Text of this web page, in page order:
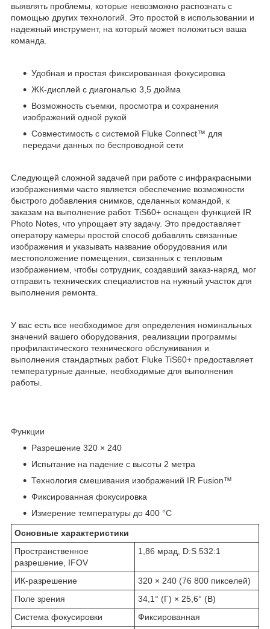
выявлять проблемы, которые невозможно распознать с
помощью других технологий. Это простой в использовании и
надежный инструмент, на который может положиться ваша
команда.
Удобная и простая фиксированная фокусировка
ЖК-дисплей с диагональю 3,5 дюйма
Возможность съемки, просмотра и сохранения
изображений одной рукой
Совместимость с системой Fluke Connect™ для
передачи данных по беспроводной сети
Следующей сложной задачей при работе с инфракрасными
изображениями часто является обеспечение возможности
быстрого добавления снимков, сделанных командой, к
заказам на выполнение работ. TiS60+ оснащен функцией IR
Photo Notes, что упрощает эту задачу. Это предоставляет
оператору камеры простой способ добавлять связанные
изображения и указывать название оборудования или
местоположение помещения, связанных с тепловым
изображением, чтобы сотрудник, создавший заказ-наряд, мог
отправить технических специалистов на нужный участок для
выполнения ремонта.
У вас есть все необходимое для определения номинальных
значений вашего оборудования, реализации программы
профилактического технического обслуживания и
выполнения стандартных работ. Fluke TiS60+ предоставляет
температурные данные, необходимые для выполнения
работы.
Функции
Разрешение 320 × 240
Испытание на падение с высоты 2 метра
Технология смешивания изображений IR Fusion™
Фиксированная фокусировка
Измерение температуры до 400 °C
Основные характеристики
Пространственное
разрешение, IFOV
1,86 мрад, D:S 532:1
ИК-разрешение
320 × 240 (76 800 пикселей)
Поле зрения
34,1° (Г) × 25,6° (В)
Система фокусировки
Фиксированная